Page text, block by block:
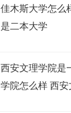
佳木斯大学怎么
是二本大学
西安文理学院是
学院怎么样 西